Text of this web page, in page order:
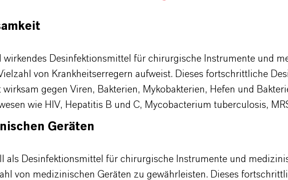
wirkendes Desinfektionsmittel für chirurgische Instrumente und
von Krankheitserregern aufweist. Dieses fortschrittliche
gegen Viren, Bakterien, Mykobakterien, Hefen und
wie HIV, Hepatitis B und C, Mycobacterium tuberculosis,
Geräten
als Desinfektionsmittel für chirurgische Instrumente und
von medizinischen Geräten zu gewährleisten. Dieses